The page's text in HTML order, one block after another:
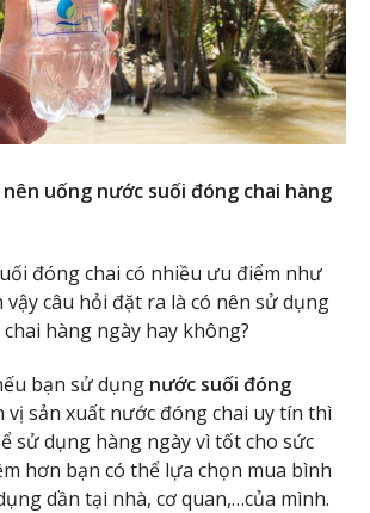
uống nước suối đóng chai hàng
đóng chai có nhiều ưu điểm như
câu hỏi đặt ra là có nên sử dụng
hàng ngày hay không?
bạn sử dụng nước suối đóng
vị sản xuất nước đóng chai uy tín thì
sử dụng hàng ngày vì tốt cho sức
hơn bạn có thể lựa chọn mua bình
dần tại nhà, cơ quan,…của mình.